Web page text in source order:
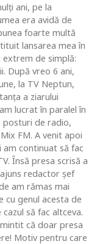
ani, pe la
era avidă de
foarte multă
lansarea mea în
de simplă:
După vreo 6 ani,
la TV Neptun,
a ziarului
lucrat în paralel în
posturi de radio,
FM. A venit apoi
continuat să fac
Însă presa scrisă a
redactor şef
am rămas mai
cu genul acesta de
să fac altceva.
că doar presa
Motiv pentru care